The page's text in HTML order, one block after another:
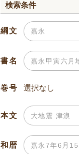
検索条件
綱文
書名
巻号
本文
和暦